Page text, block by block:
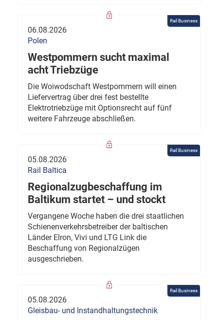
Rail Business
06.08.2026
Polen
Westpommern sucht maximal
acht Triebzüge
Die Woiwodschaft Westpommern will einen
Liefervertrag über drei fest bestellte
Elektrotriebzüge mit Optionsrecht auf fünf
weitere Fahrzeuge abschließen.
Rail Business
05.08.2026
Rail Baltica
Regionalzugbeschaffung im
Baltikum startet – und stockt
Vergangene Woche haben die drei staatlichen
Schienenverkehrsbetreiber der baltischen
Länder Elron, Vivi und LTG Link die
Beschaffung von Regionalzügen
ausgeschrieben.
Rail Business
05.08.2026
Gleisbau- und Instandhaltungstechnik